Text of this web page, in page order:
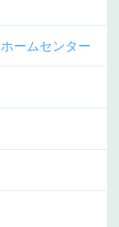
ームセンター